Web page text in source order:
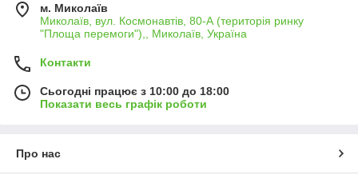
м. Миколаїв
Миколаїв, вул. Космонавтів, 80-А (територія ринку
"Площа перемоги"),, Миколаїв, Україна
Контакти
Сьогодні працює з 10:00 до 18:00
Показати весь графік роботи
Про нас